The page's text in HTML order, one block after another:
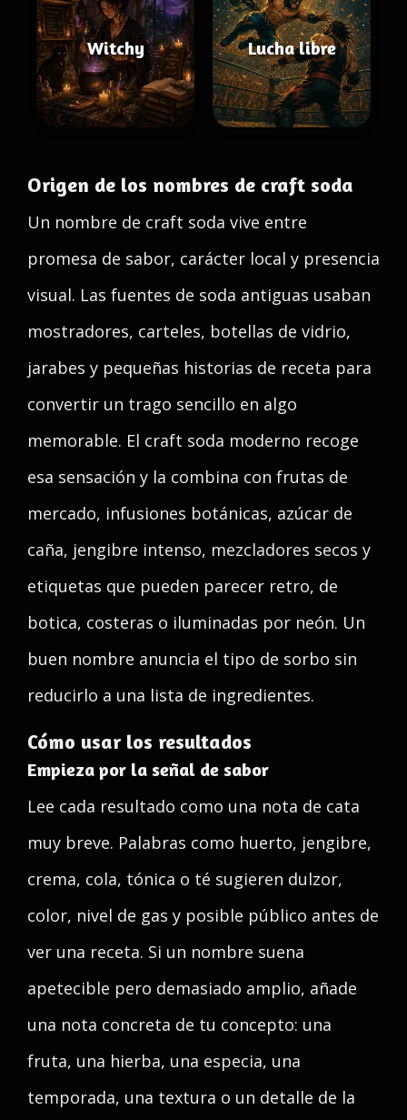
Witchy Lucha libre
Origen de los nombres de craft soda
Un nombre de craft soda vive entre
promesa de sabor, carácter local y presencia
visual. Las fuentes de soda antiguas usaban
mostradores, carteles, botellas de vidrio,
jarabes y pequeñas historias de receta para
convertir un trago sencillo en algo
memorable. El craft soda moderno recoge
esa sensación y la combina con frutas de
mercado, infusiones botánicas, azúcar de
caña, jengibre intenso, mezcladores secos y
etiquetas que pueden parecer retro, de
botica, costeras o iluminadas por neón. Un
buen nombre anuncia el tipo de sorbo sin
reducirlo a una lista de ingredientes.
Cómo usar los resultados
Empieza por la señal de sabor
Lee cada resultado como una nota de cata
muy breve. Palabras como huerto, jengibre,
crema, cola, tónica o té sugieren dulzor,
color, nivel de gas y posible público antes de
ver una receta. Si un nombre suena
apetecible pero demasiado amplio, añade
una nota concreta de tu concepto: una
fruta, una hierba, una especia, una
temporada, una textura o un detalle de la